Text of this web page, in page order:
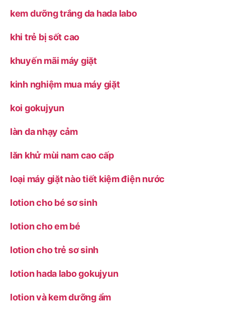
kem dưỡng trắng da hada labo
khi trẻ bị sốt cao
khuyến mãi máy giặt
kinh nghiệm mua máy giặt
koi gokujyun
làn da nhạy cảm
lăn khử mùi nam cao cấp
loại máy giặt nào tiết kiệm điện nước
lotion cho bé sơ sinh
lotion cho em bé
lotion cho trẻ sơ sinh
lotion hada labo gokujyun
lotion và kem dưỡng ẩm